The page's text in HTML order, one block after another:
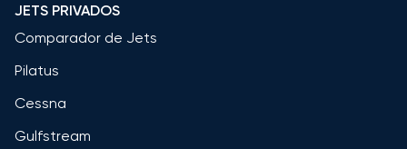
JETS PRIVADOS
Comparador de Jets
Pilatus
Cessna
Gulfstream